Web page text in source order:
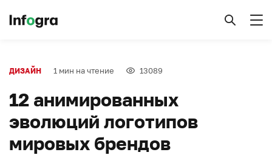
ДИЗАЙН 1 мин на чтение 13089
12 анимированных
эволюций логотипов
мировых брендов